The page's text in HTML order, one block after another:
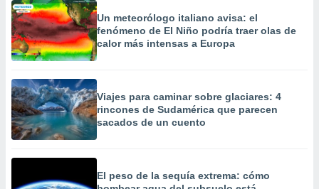
Un meteorólogo italiano avisa: el
fenómeno de El Niño podría traer olas de
calor más intensas a Europa
Viajes para caminar sobre glaciares: 4
rincones de Sudamérica que parecen
sacados de un cuento
El peso de la sequía extrema: cómo